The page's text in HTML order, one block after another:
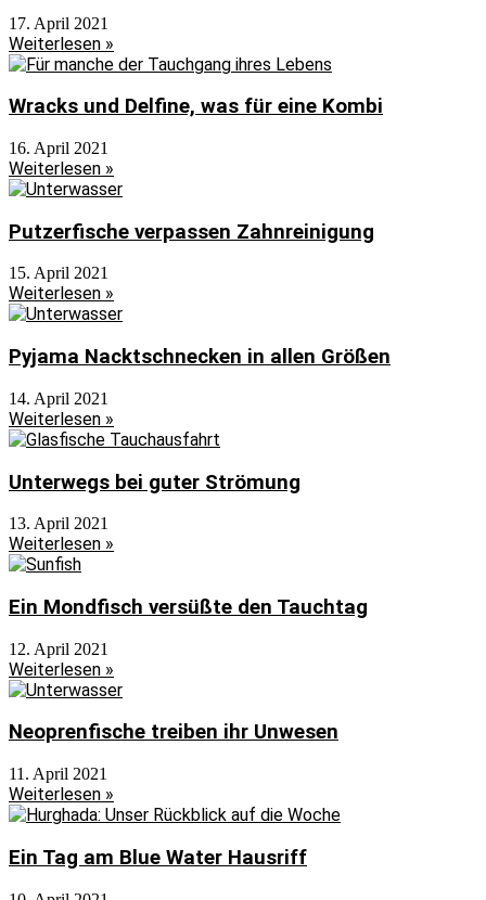
17. April 2021
Weiterlesen »
Wracks und Delfine, was für eine Kombi
16. April 2021
Weiterlesen »
Putzerfische verpassen Zahnreinigung
15. April 2021
Weiterlesen »
Pyjama Nacktschnecken in allen Größen
14. April 2021
Weiterlesen »
Unterwegs bei guter Strömung
13. April 2021
Weiterlesen »
Ein Mondfisch versüßte den Tauchtag
12. April 2021
Weiterlesen »
Neoprenfische treiben ihr Unwesen
11. April 2021
Weiterlesen »
Ein Tag am Blue Water Hausriff